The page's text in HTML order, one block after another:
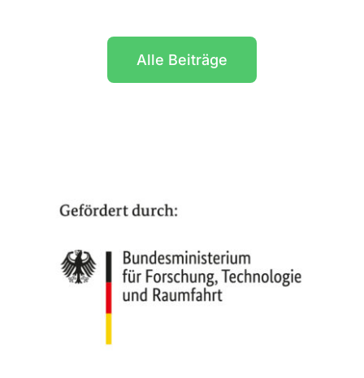
Alle Beiträge